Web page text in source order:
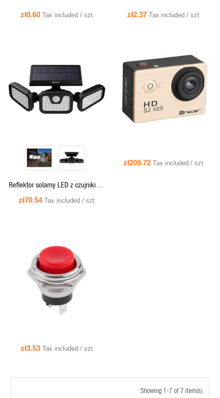
zł0.60 Tax included / szt zł2.37 Tax included / szt
QUICK VIEW
Reflektor solarny LED z czujnikiem
ruchu i zmierzchu SATURN, 3
zł70.54 Tax included / szt
QUICK VIEW
zł209.72 Tax included / szt
QUICK VIEW
zł3.53 Tax included / szt
Showing 1-7 of 7 item(s).